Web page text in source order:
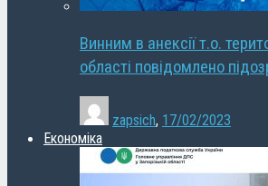
Винним в анексії т.о.
області повідомлено
zapsich, 17/02/2023
Економіка